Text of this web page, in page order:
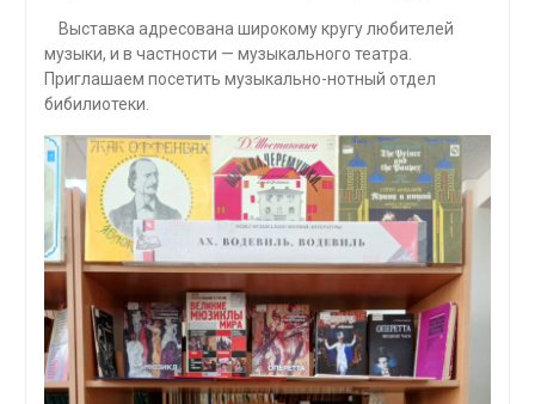
Выставка адресована широкому кругу любителей
музыки, и в частности — музыкального театра.
Приглашаем посетить музыкально-нотный отдел
бибилиотеки.